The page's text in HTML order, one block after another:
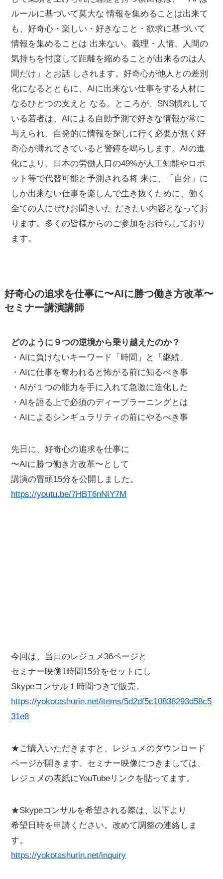
ルールに基づいて莫大な 情報を集めることは出来て
も、好奇心・楽しい・好きなこと・欲求に基づいて
情報を集めることは 出来ない。義理・人情、人間の
気持ちを忖度して距離を縮めることが出来るのは人
間だけ」とお話 しされます。好奇心が他人との差別
化になるとともに、AIに出来ない仕事をする人材に
なるひとつの支えと なる。ところが、SNS慣れして
いる若者は、AIによる自動予測で好きな情報が常に
与えられ、自発的に情報を探しに行く必要が無く好
奇心が薄れてきていると警鐘を鳴らします。AIの進
化により、日本の労働人口の49%が人工知能やロボ
ット等で代替可能と予測される将 来に、「自分」に
しか出来ない仕事を楽しんで生き抜くために、働く
全ての人にぜひお聞きいた だきたい内容となってお
ります。多くの皆様からのご参加をお待ちしており
ます。
好奇心の追求を仕事に〜AIに勝つ働き方改革〜
セミナー講演講師
どのように９つの逆境から乗り越えたのか？
・AIに負けないキーワード「時間」と「継続」
・AIに仕事を奪われると怖がる前に知るべき事
・AIが１つの能力を手に入れて急激に進化した
・AIを語る上で必須のディープラーニングとは
・AIによるシンギュラリティの前にやるべき事
先日に、好奇心の追求を仕事に
〜AIに勝つ働き方改革〜として
講演の冒頭15分を公開しました。
https://youtu.be/7HBT6nNIY7M
今回は、当日のレジュメ36ページと
セミナー映像1時間15分をセットにし
Skypeコンサル１時間つきで販売。
https://yokotashurin.net/items/5d2df5c10838293d58c5
31e8
★ご購入いただきますと、レジュメのダウンロード
ページが開きます。セミナー映像につきましては、
レジュメの表紙にYouTubeリンクを貼ってます。
★Skypeコンサルを希望される際は、以下より
希望日時を申請ください。改めて調整の連絡しま
す。
https://yokotashurin.net/inquiry